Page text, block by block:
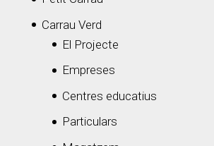
Carrau Verd
El Projecte
Empreses
Centres educatius
Particulars